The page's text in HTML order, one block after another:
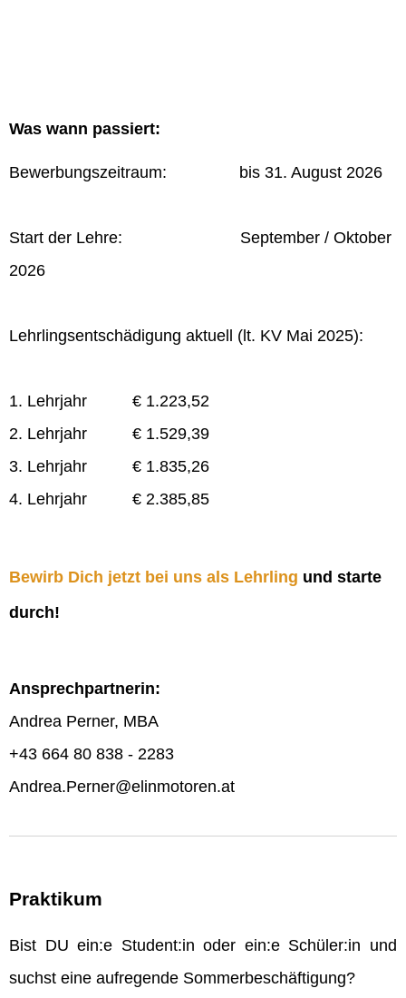
Was wann passiert:
Bewerbungszeitraum: bis 31. August 2026
Start der Lehre: September / Oktober
2026
Lehrlingsentschädigung aktuell (lt. KV Mai 2025):
1. Lehrjahr € 1.223,52
2. Lehrjahr € 1.529,39
3. Lehrjahr € 1.835,26
4. Lehrjahr € 2.385,85
Bewirb Dich jetzt bei uns als Lehrling und starte
durch!
Ansprechpartnerin:
Andrea Perner, MBA
+43 664 80 838 - 2283
Andrea.Perner@elinmotoren.at
Praktikum
Bist DU ein:e Student:in oder ein:e Schüler:in und
suchst eine aufregende Sommerbeschäftigung?